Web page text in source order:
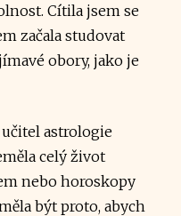
Cítila jsem se
začala studovat
obory, jako je
astrologie
celý život
nebo horoskopy
být proto, abych